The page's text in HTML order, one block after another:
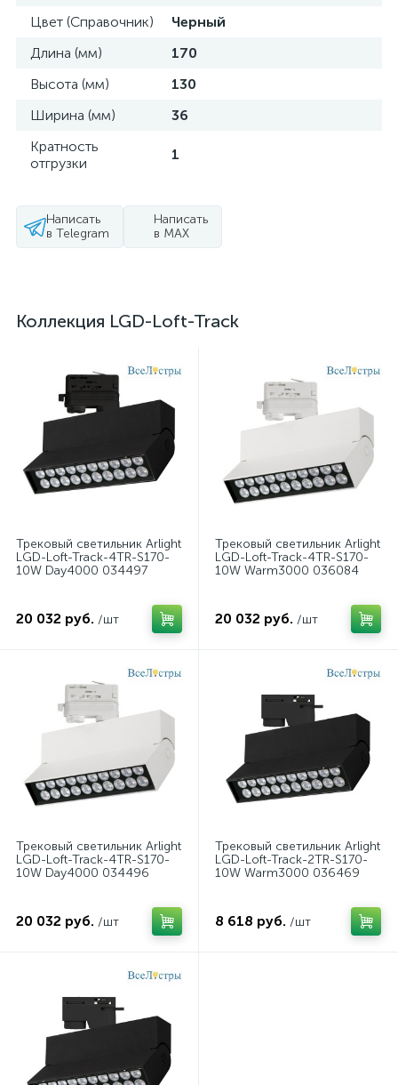
Цвет (Справочник)
Черный
Длина (мм)
170
Высота (мм)
130
Ширина (мм)
36
Кратность
отгрузки
1
Написать
в Telegram
Написать
в MAX
Коллекция LGD-Loft-Track
Трековый светильник Arlight
LGD-Loft-Track-4TR-S170-
10W Day4000 034497
20 032 руб. /шт
Трековый светильник Arlight
LGD-Loft-Track-4TR-S170-
10W Warm3000 036084
20 032 руб. /шт
Трековый светильник Arlight
LGD-Loft-Track-4TR-S170-
10W Day4000 034496
20 032 руб. /шт
Трековый светильник Arlight
LGD-Loft-Track-2TR-S170-
10W Warm3000 036469
8 618 руб. /шт